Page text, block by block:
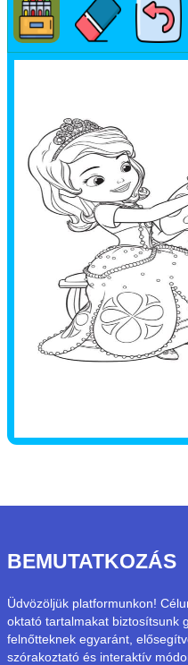
BEMUTATKOZÁS
Üdvözöljük platformunkon!
oktató tartalmakat biztosítsunk
felnőtteknek egyaránt,
szórakoztató és interaktív